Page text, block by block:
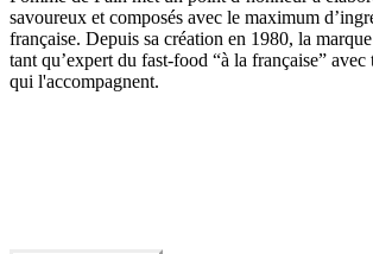
savoureux et composés avec le maximum
française. Depuis sa création en 1980, la
tant qu’expert du fast-food “à la française” avec
qui l'accompagnent.